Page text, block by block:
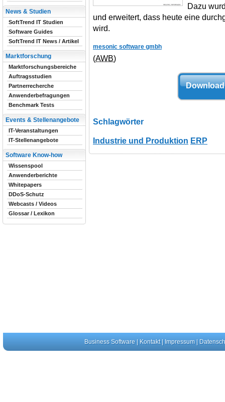
Dazu
und erweitert, dass heute eine
wird.
mesonic software gmbh
(AWB)
Schlagwörter
Industrie und Produktion ERP
News & Studien
SoftTrend IT Studien
Software Guides
SoftTrend IT News / Artikel
Marktforschung
Marktforschungsbereiche
Auftragsstudien
Partnerrecherche
Anwenderbefragungen
Benchmark Tests
Events & Stellenangebote
IT-Veranstaltungen
IT-Stellenangebote
Software Know-how
Wissenspool
Anwenderberichte
Whitepapers
DDoS-Schutz
Webcasts / Videos
Glossar / Lexikon
Business Software| Kontakt| Impressum|